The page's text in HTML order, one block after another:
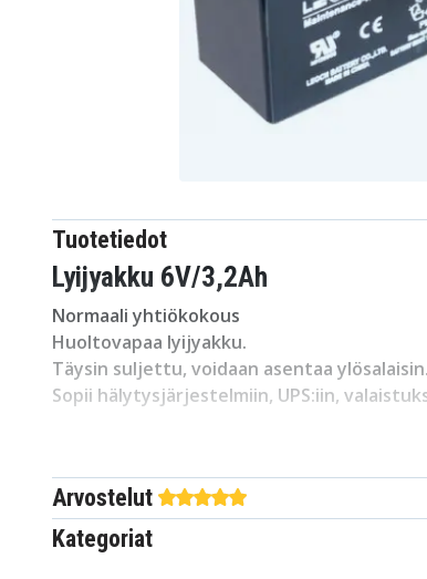
Tuotetiedot
Lyijyakku 6V/3,2Ah
Normaali yhtiökokous
Huoltovapaa lyijyakku.
Täysin suljettu, voidaan asentaa ylösalaisin.
Sopii hälytysjärjestelmiin, UPS:iin,
Alennuskoodit eivät koske tätä tuotetta!
Arvostelut
Kategoriat